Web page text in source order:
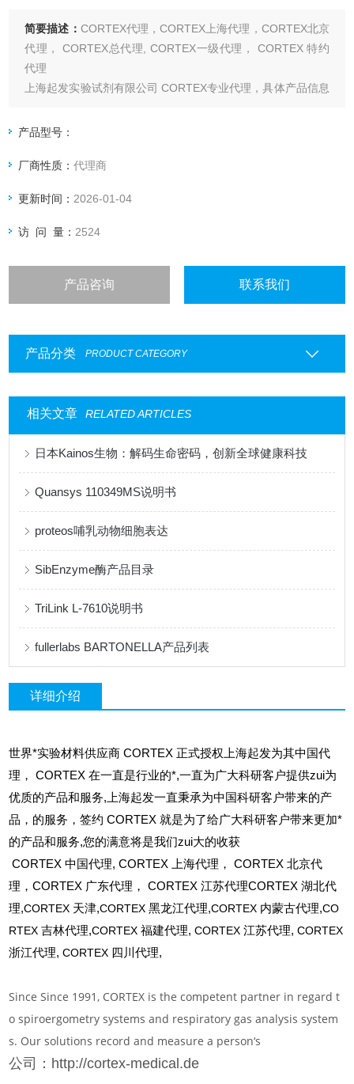
简要描述： CORTEX代理，CORTEX上海代理，CORTEX北京
代理， CORTEX总代理, CORTEX一级代理， CORTEX 特约
代理
上海起发实验试剂有限公司 CORTEX专业代理，具体产品信息
产品型号：
厂商性质：代理商
更新时间： 2026-01-04
访 问 量： 2524
产品咨询 联系我们
产品分类 PRODUCT CATEGORY
相关文章 RELATED ARTICLES
日本Kainos生物：解码生命密码，创新全球健康科技
Quansys 110349MS说明书
proteos哺乳动物细胞表达
SibEnzyme酶产品目录
TriLink L-7610说明书
fullerlabs BARTONELLA产品列表
详细介绍
世界*实验材料供应商 CORTEX 正式授权上海起发为其中国代
理， CORTEX 在一直是行业的*,一直为广大科研客户提供zui为
优质的产品和服务,上海起发一直秉承为中国科研客户带来的产
品，的服务，签约 CORTEX 就是为了给广大科研客户带来更加*
的产品和服务,您的满意将是我们zui大的收获
CORTEX中国代理, CORTEX 上海代理， CORTEX 北京代
理，CORTEX 广东代理， CORTEX 江苏代理CORTEX 湖北代
理,CORTEX 天津,CORTEX黑龙江代理,CORTEX 内蒙古代理,CO
RTEX吉林代理,CORTEX福建代理,CORTEX江苏代理,CORTEX
浙江代理,CORTEX 四川代理,
Since Since 1991, CORTEX is the competent partner in regard t
o spiroergometry systems and respiratory gas analysis system
s. Our solutions record and measure a person‘s
公司：http://cortex-medical.de